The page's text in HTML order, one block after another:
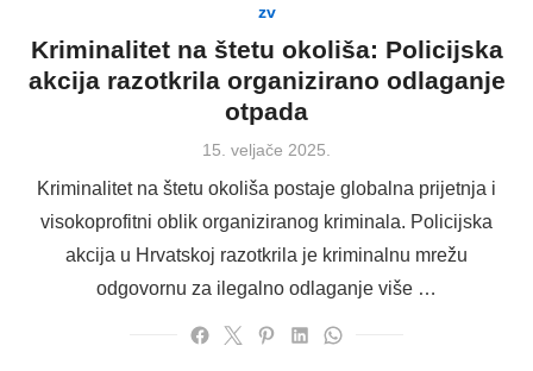
zv
Kriminalitet na štetu okoliša: Policijska
akcija razotkrila organizirano odlaganje
otpada
Posted
15. veljače 2025.
Kriminalitet na štetu okoliša postaje globalna prijetnja i
visokoprofitni oblik organiziranog kriminala. Policijska
akcija u Hrvatskoj razotkrila je kriminalnu mrežu
odgovornu za ilegalno odlaganje više …